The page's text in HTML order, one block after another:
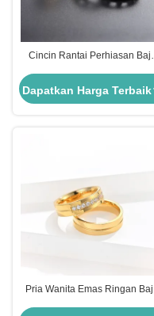
Cincin Rantai Perhiasan Baja
Dapatkan Harga Terbaik
Pria Wanita Emas Ringan Baja